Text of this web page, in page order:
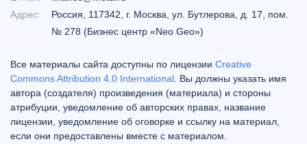
Адрес:
Россия, 117342, г. Москва, ул. Бутлерова, д. 17, пом.
№ 278 (Бизнес центр «Neo Geo»)
Все материалы сайта доступны по лицензии Creative
Commons Attribution 4.0 International . Вы должны указать имя
автора (создателя) произведения (материала) и стороны
атрибуции, уведомление об авторских правах, название
лицензии, уведомление об оговорке и ссылку на материал,
если они предоставлены вместе с материалом.